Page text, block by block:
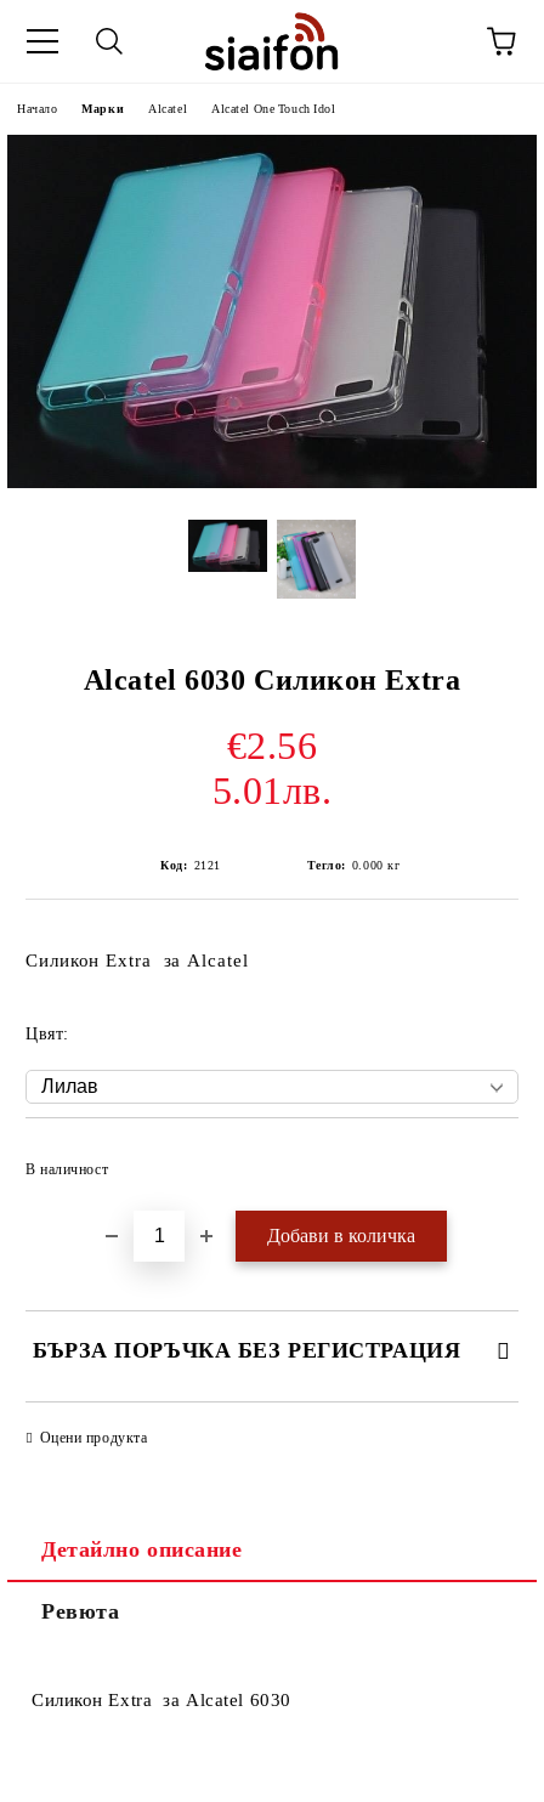
Начало Марки Alcatel Alcatel One Touch Idol
Alcatel 6030 Силикон Extra
€2.56
5.01лв.
Код: 2121 Тегло: 0.000 кг
Силикон Extra за Alcatel
Цвят:
В наличност
БЪРЗА ПОРЪЧКА БЕЗ РЕГИСТРАЦИЯ
Оцени продукта
Детайлно описание
Ревюта
Силикон Extra за Alcatel 6030